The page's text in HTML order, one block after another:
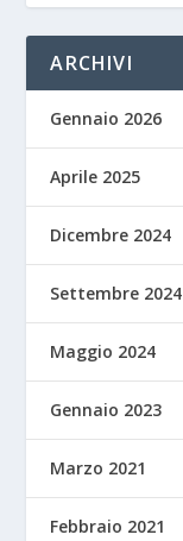
ARCHIVI
Gennaio 2026
Aprile 2025
Dicembre 2024
Settembre 2024
Maggio 2024
Gennaio 2023
Marzo 2021
Febbraio 2021